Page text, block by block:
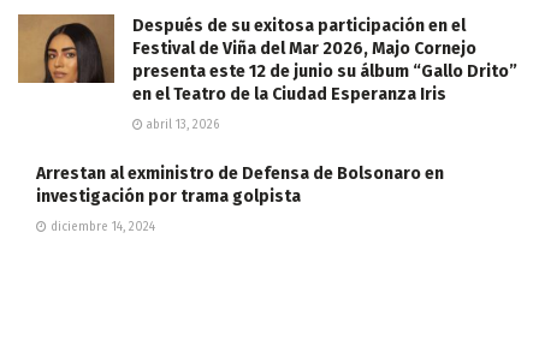
Después de su exitosa participación en el
Festival de Viña del Mar 2026, Majo Cornejo
presenta este 12 de junio su álbum “Gallo Drito”
en el Teatro de la Ciudad Esperanza Iris
abril 13, 2026
Arrestan al exministro de Defensa de Bolsonaro en
investigación por trama golpista
diciembre 14, 2024